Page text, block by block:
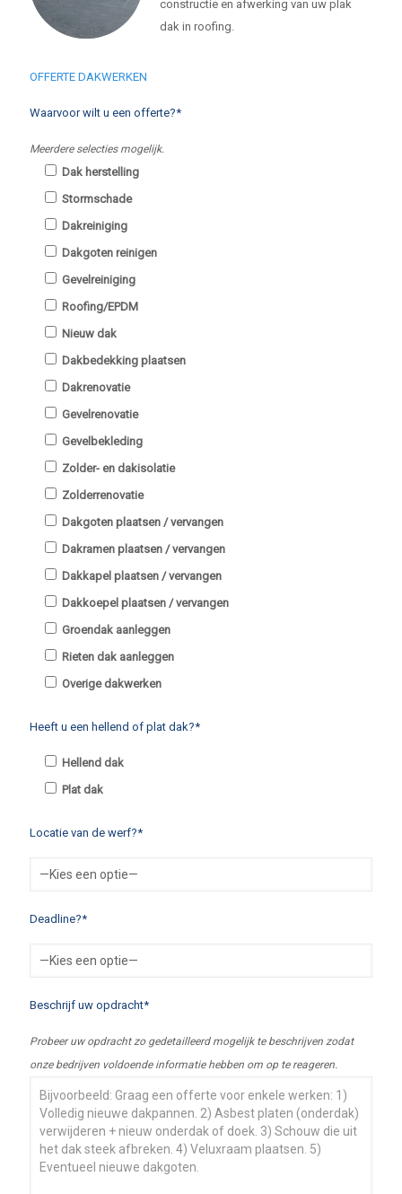
constructie en afwerking van uw plak
dak in roofing.
OFFERTE DAKWERKEN
Waarvoor wilt u een offerte?*
Meerdere selecties mogelijk.
Dak herstelling
Stormschade
Dakreiniging
Dakgoten reinigen
Gevelreiniging
Roofing/EPDM
Nieuw dak
Dakbedekking plaatsen
Dakrenovatie
Gevelrenovatie
Gevelbekleding
Zolder- en dakisolatie
Zolderrenovatie
Dakgoten plaatsen / vervangen
Dakramen plaatsen / vervangen
Dakkapel plaatsen / vervangen
Dakkoepel plaatsen / vervangen
Groendak aanleggen
Rieten dak aanleggen
Overige dakwerken
Heeft u een hellend of plat dak?*
Hellend dak
Plat dak
Locatie van de werf?*
Deadline?*
Beschrijf uw opdracht*
Probeer uw opdracht zo gedetailleerd mogelijk te beschrijven zodat
onze bedrijven voldoende informatie hebben om op te reageren.